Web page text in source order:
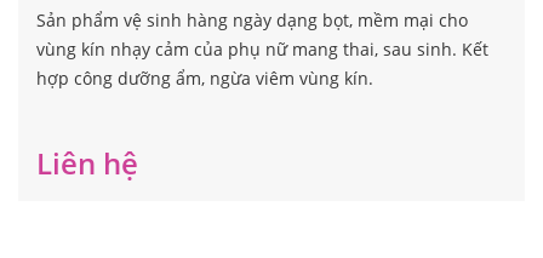
Sản phẩm vệ sinh hàng ngày dạng bọt, mềm mại cho
vùng kín nhạy cảm của phụ nữ mang thai, sau sinh. Kết
hợp công dưỡng ẩm, ngừa viêm vùng kín.
Liên hệ